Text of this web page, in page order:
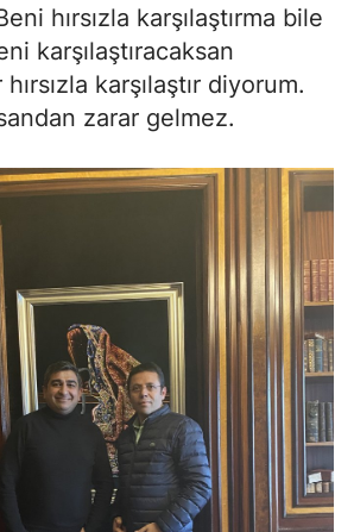
hırsızla karşılaştırma bile
karşılaştıracaksan
karşılaştır diyorum.
zarar gelmez.